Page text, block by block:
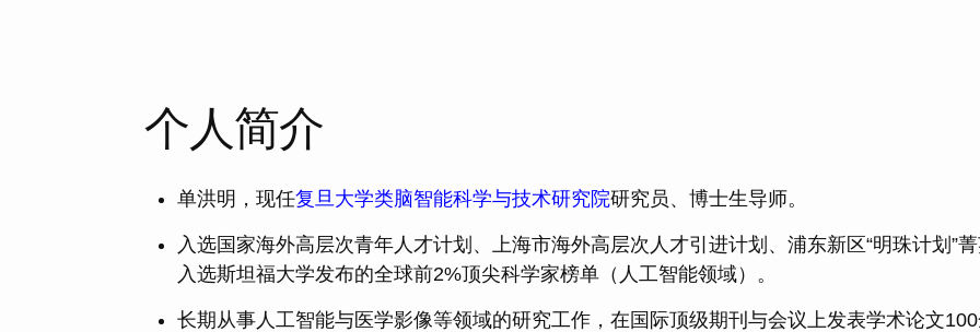
个人简介
单洪明，现任复旦大学类脑智能科学与技术研究院研究员、博士生导师。
入选国家海外高层次青年人才计划、上海市海外高层次人才引进计划、浦东新区“明珠计划”
入选斯坦福大学发布的全球前2%顶尖科学家榜单（人工智能领域）。
长期从事人工智能与医学影像等领域的研究工作，在国际顶级期刊与会议上发表学术论文